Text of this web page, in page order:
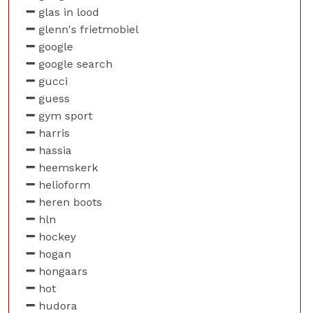
glas in lood
glenn's frietmobiel
google
google search
gucci
guess
gym sport
harris
hassia
heemskerk
helioform
heren boots
hln
hockey
hogan
hongaars
hot
hudora